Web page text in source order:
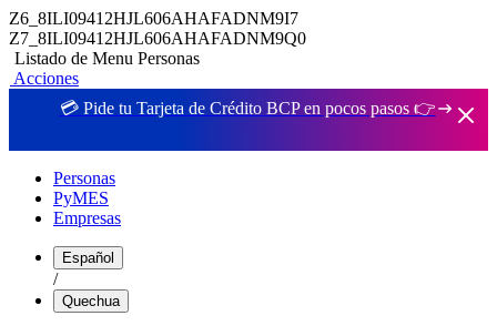
Z6_8ILI09412HJL606AHAFADNM9I7
Z7_8ILI09412HJL606AHAFADNM9Q0
Listado de Menu Personas
Acciones
💳 Pide tu Tarjeta de Crédito BCP en pocos pasos 👉
Personas
PyMES
Empresas
Español
/
Quechua